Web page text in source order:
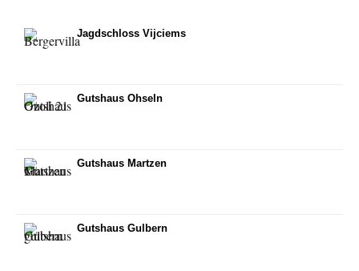
Jagdschloss Vijciems
Gutshaus Ohseln
Gutshaus Martzen
Gutshaus Gulbern